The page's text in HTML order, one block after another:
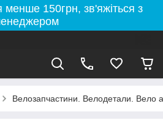
150грн, зв'яжіться з
Велозапчастини. Велодетали. Вело